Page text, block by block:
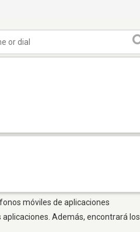
móviles de aplicaciones
Además, encontrará los